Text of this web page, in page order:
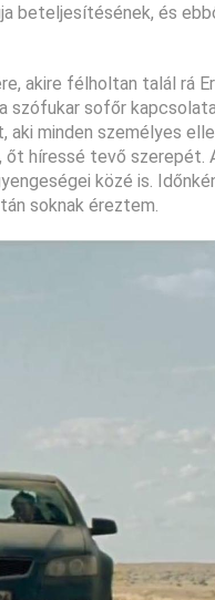
beteljesítésének, és
akire félholtan talál rá
szófukar sofőr
minden személyes
híressé tevő szerepét.
közé is.
soknak éreztem.